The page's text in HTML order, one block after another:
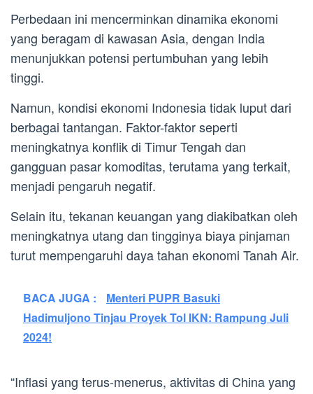
Perbedaan ini mencerminkan dinamika ekonomi
yang beragam di kawasan Asia, dengan India
menunjukkan potensi pertumbuhan yang lebih
tinggi.
Namun, kondisi ekonomi Indonesia tidak luput dari
berbagai tantangan. Faktor-faktor seperti
meningkatnya konflik di Timur Tengah dan
gangguan pasar komoditas, terutama yang terkait,
menjadi pengaruh negatif.
Selain itu, tekanan keuangan yang diakibatkan oleh
meningkatnya utang dan tingginya biaya pinjaman
turut mempengaruhi daya tahan ekonomi Tanah Air.
BACA JUGA :
Menteri PUPR Basuki
Hadimuljono Tinjau Proyek Tol IKN: Rampung Juli
2024!
“Inflasi yang terus-menerus, aktivitas di China yang